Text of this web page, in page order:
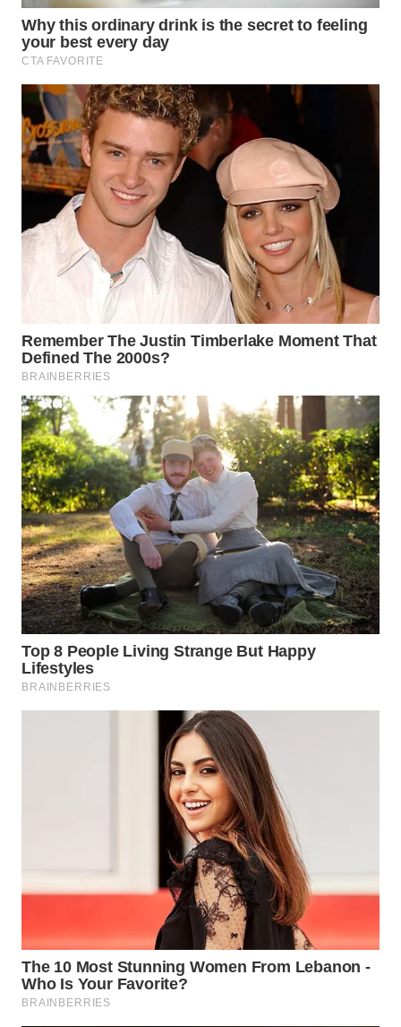
MALUT
WN
WN
DANAU
TOBA
NIAS
WN
WN
TAPANULI
SELATAN
WN
TANJUNG
LESUNG
WN
KARO
WN
SIMALUNGUN
WN
LABUHANBATU
WN
TINGGI
WN
PAKPAK